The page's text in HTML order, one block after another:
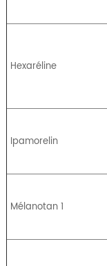
Hexaréline
Ipamorelin
Mélanotan 1